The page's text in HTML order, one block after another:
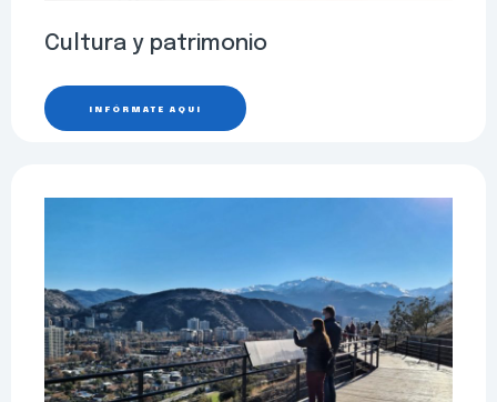
Cultura y patrimonio
INFÓRMATE AQUÍ